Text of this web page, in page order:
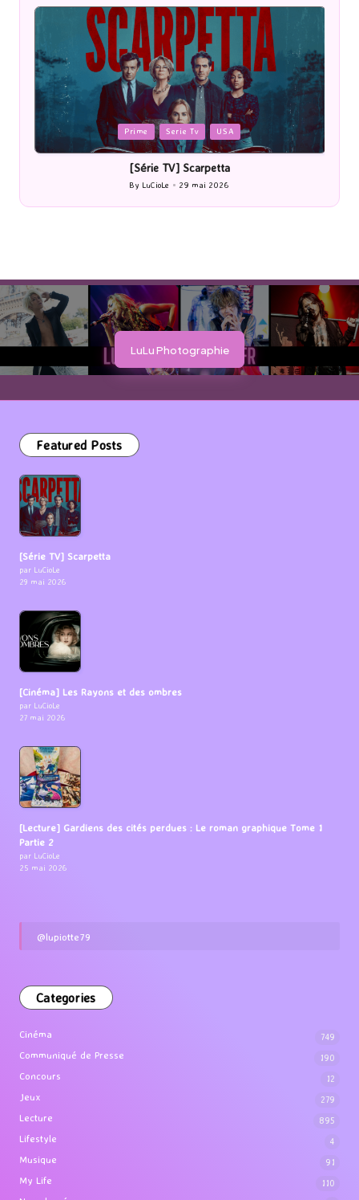
Posted
in
Prime Serie Tv USA
[Série TV] Scarpetta
Posted
by
By LuCioLe 29 mai 2026
LuLu Photographie
Featured Posts
[Série TV] Scarpetta
par LuCioLe
29 mai 2026
[Cinéma] Les Rayons et des ombres
par LuCioLe
27 mai 2026
[Lecture] Gardiens des cités perdues : Le roman graphique Tome 1
Partie 2
par LuCioLe
25 mai 2026
@lupiotte79
Categories
Cinéma 749
Communiqué de Presse 190
Concours 12
Jeux 279
Lecture 895
Lifestyle 4
Musique 91
My Life 110